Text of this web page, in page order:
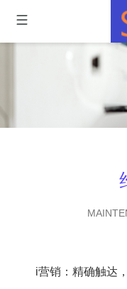
i营销：精确触达